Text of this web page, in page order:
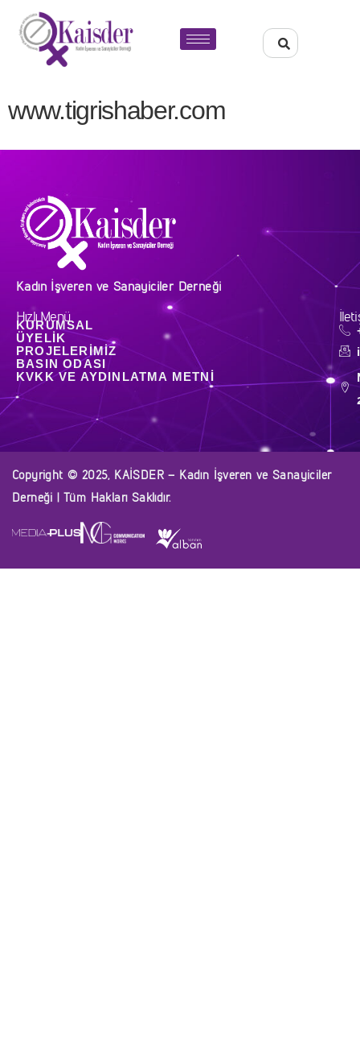
www.tigrishaber.com
Kadın İşveren ve Sanayiciler Derneği
Hızlı Menü
KURUMSAL
ÜYELIK
PROJELERIMIZ
BASIN ODASI
KVKK VE AYDINLATMA METNI
Copyright © 2025, KAİSDER – Kadın İşveren ve Sanayiciler
Derneği | Tüm Hakları Saklıdır.